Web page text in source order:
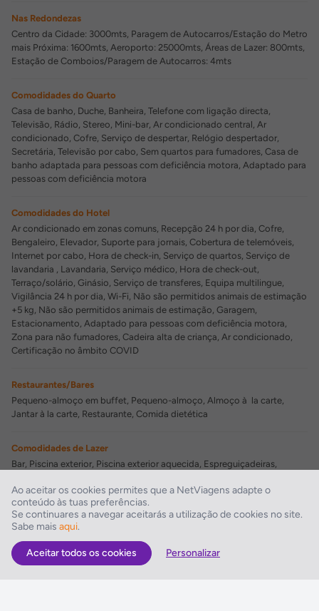
Nas Redondezas
Centro da Cidade: 3000mts, Paragem de Autocarros/Estação do Metro
mais Próxima: 1600mts, Aeroporto: 25000mts, Áreas de Lazer: 800mts,
Estação de Comboios/Paragem de Autocarros: 4mts
Comodidades do Quarto
Casa de banho, Duche, Banheira, Telefone com ligação directa,
Televisão, Rádio, Stereo, Mini-bar, Ar condicionado central, Ar
condicionado, Cofre, Serviço de despertar, Relógio despertador,
Secretária, Televisão por cabo, Sem quartos para fumadores, Casa de
banho adaptada para pessoas com deficiência motora, Adaptado para
pessoas com deficiência motora
Comodidades do Hotel
Ar condicionado em zonas comuns, Recepção 24 h por dia, Cofre,
Bengaleiro, Elevador, Suporte para jornais, Cobertura de telemóveis,
Internet por cabo, Hora de check-in, Serviço de quartos, Serviço de
lavandaria , Lavandaria, Serviço médico, Hora de check-out,
Terraço/solário, Ginásio, Serviço de transferes, Equipa multilingue,
Vigilância 24 h por dia, Wi-Fi, Não são permitidos animais de estimação
+5 kg, Não são permitidos animais de estimação, Garagem,
Estacionamento, Adaptado para pessoas com deficiência motora,
Zona para não fumadores, Cadeira alta de criança, Ar condicionado,
Certificação no âmbito COVID
Restaurantes/Bares
Pequeno-almoço em buffet, Pequeno-almoço, Almoço à la carte,
Jantar à la carte, Restaurante, Comida dietética
Comodidades de Lazer
Bar, Piscina exterior, Piscina exterior aquecida, Espreguiçadeiras,
Comodidades para Negócios
Sala de conferências
Ao aceitar os cookies permites que a NetViagens adapte o
conteúdo às tuas preferências.
Se continuares a navegar aceitarás a utilização de cookies no site.
Sabe mais aqui.
Aceitar todos os cookies Personalizar